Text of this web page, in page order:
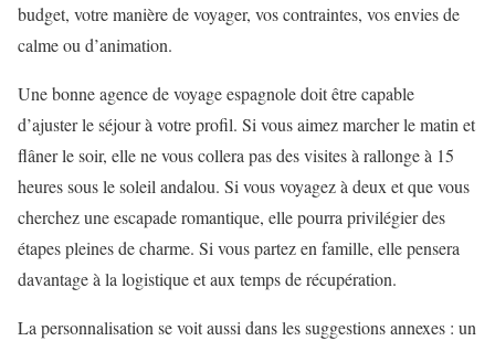
budget, votre manière de voyager, vos contraintes, vos envies de
calme ou d’animation.
Une bonne agence de voyage espagnole doit être capable
d’ajuster le séjour à votre profil. Si vous aimez marcher le matin et
flâner le soir, elle ne vous collera pas des visites à rallonge à 15
heures sous le soleil andalou. Si vous voyagez à deux et que vous
cherchez une escapade romantique, elle pourra privilégier des
étapes pleines de charme. Si vous partez en famille, elle pensera
davantage à la logistique et aux temps de récupération.
La personnalisation se voit aussi dans les suggestions annexes : un